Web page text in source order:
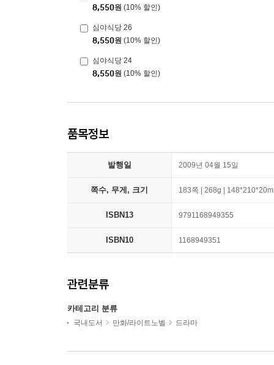
8,550원 (10% 할인)
심야식당 26
8,550원 (10% 할인)
심야식당 24
8,550원 (10% 할인)
품목정보
발행일 2009년 04월 15일
쪽수, 무게, 크기 183쪽 | 268g |
ISBN13 9791168949355
ISBN10 1168949351
관련분류
카테고리 분류
국내도서 만화/라이트노벨 드라마